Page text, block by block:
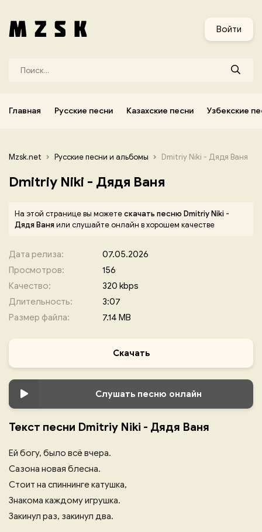
Войти
Главная Русские песни Казахские песни Узбекские
Mzsk.net Русские песни и альбомы Dmitriy Niki - Дядя Ваня
Dmitriy Niki - Дядя Ваня
На этой странице вы можетескачать песню Dmitriy Niki -
Дядя Ваняили слушайте онлайн в хорошем качестве
Дата релиза:
07.05.2026
Просмотров:
156
Качество:
320 kbps
Длительность:
3:07
Размер файла:
7.14 MB
Скачать
Слушать песню онлайн
Текст песни Dmitriy Niki - Дядя Ваня
Ей богу, было всё вчера.
Сазона новая блесна.
Стоит на спиннинге катушка,
Знакома каждому игрушка.
Закинул раз, закинул два.
Узбекские песни Корейские песни